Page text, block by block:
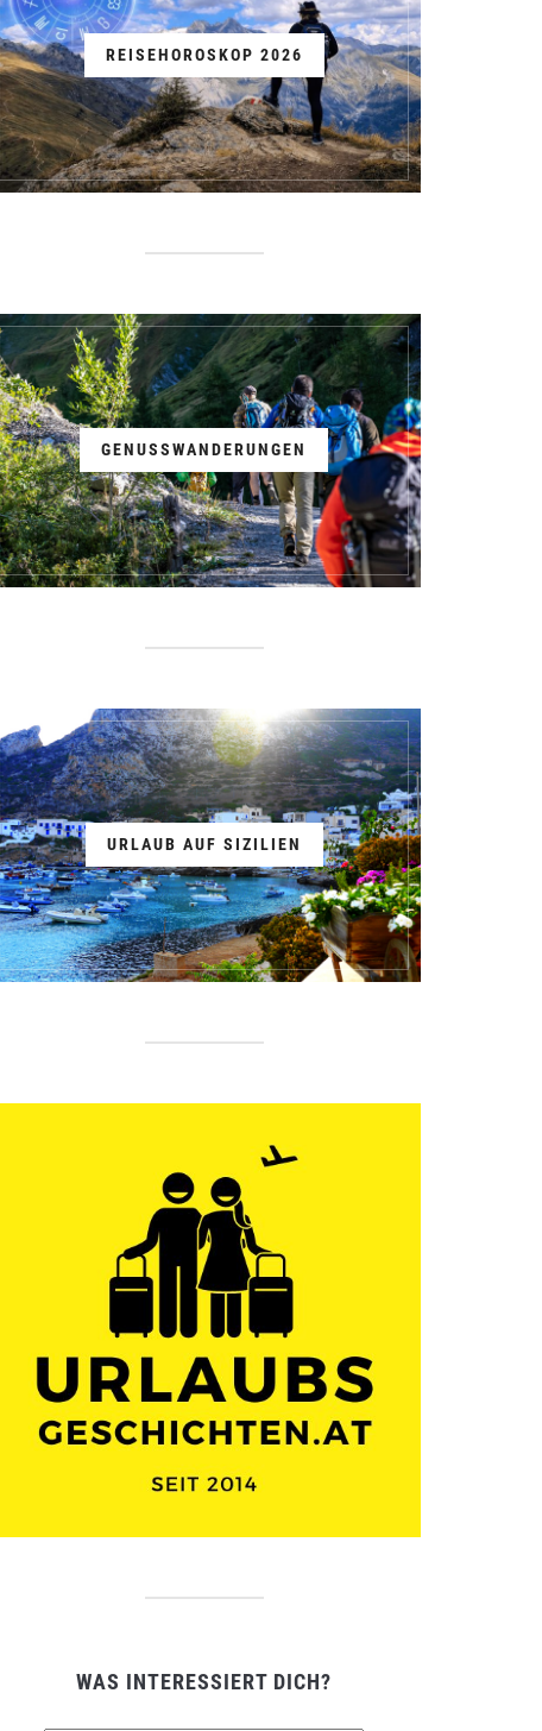
REISEHOROSKOP 2026
GENUSSWANDERUNGEN
URLAUB AUF SIZILIEN
WAS INTERESSIERT DICH?